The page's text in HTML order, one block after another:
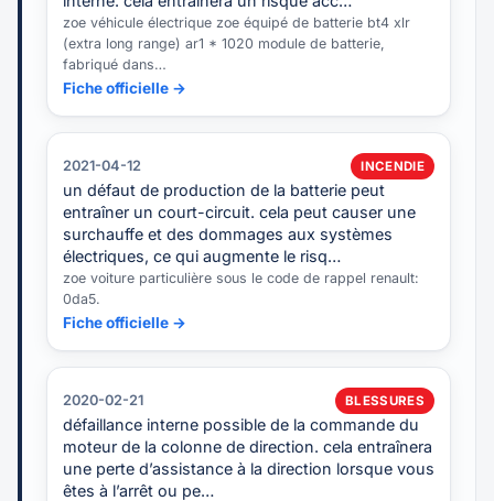
zoe véhicule électrique zoe équipé de batterie bt4 xlr
(extra long range) ar1 * 1020 module de batterie,
fabriqué dans…
Fiche officielle →
2021-04-12 INCENDIE
un défaut de production de la batterie peut
entraîner un court-circuit. cela peut causer une
surchauffe et des dommages aux systèmes
électriques, ce qui augmente le risq…
zoe voiture particulière sous le code de rappel renault:
0da5.
Fiche officielle →
2020-02-21 BLESSURES
défaillance interne possible de la commande du
moteur de la colonne de direction. cela entraînera
une perte d’assistance à la direction lorsque vous
êtes à l’arrêt ou pe…